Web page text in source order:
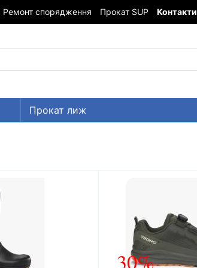
Ремонт спорядження Прокат SUP Контакти
Прокат лиж
30%